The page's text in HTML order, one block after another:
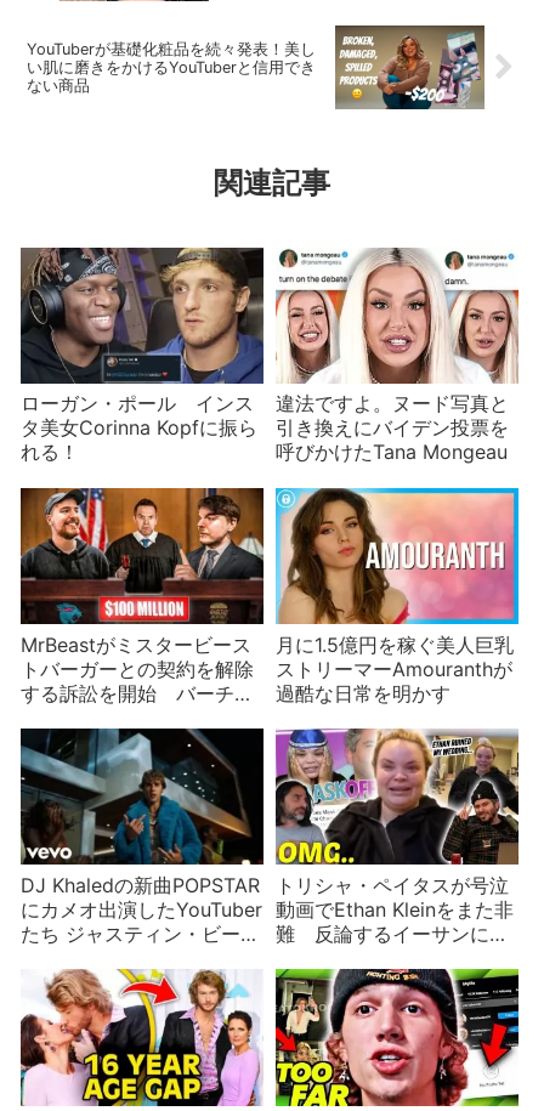
YouTuberが基礎化粧品を続々発表！美し
い肌に磨きをかけるYouTuberと信用でき
ない商品
関連記事
ローガン・ポール インス
タ美女Corinna Kopfに振ら
れる！
違法ですよ。ヌード写真と
引き換えにバイデン投票を
呼びかけたTana Mongeau
MrBeastがミスタービース
トバーガーとの契約を解除
する訴訟を開始 バーチャ
あった？
月に1.5億円を稼ぐ美人巨乳
ストリーマーAmouranthが
過酷な日常を明かす
DJ Khaledの新曲POPSTAR
にカメオ出演したYouTuber
たち ジャスティン・ビーバ
トリシャ・ペイタスが号泣
動画でEthan Kleinをまた非
難 反論するイーサンに意